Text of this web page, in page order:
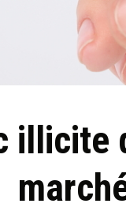
illicite